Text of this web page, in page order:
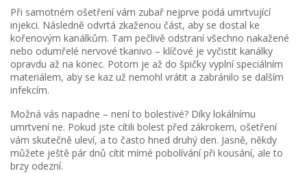
Při samotném ošetření vám zubař nejprve podá umrtvující
injekci. Následně odvrtá zkaženou část, aby se dostal ke
kořenovým kanálkům. Tam pečlivě odstraní všechno nakažené
nebo odumřelé nervové tkanivo – klíčové je vyčistit kanálky
opravdu až na konec. Potom je až do špičky vyplní speciálním
materiálem, aby se kaz už nemohl vrátit a zabránilo se dalším
infekcím.
Možná vás napadne – není to bolestivé? Díky lokálnímu
umrtvení ne. Pokud jste cítili bolest před zákrokem, ošetření
vám skutečně uleví, a to často hned druhý den. Jasně, někdy
můžete ještě pár dnů cítit mírné pobolívání při kousání, ale to
brzy odezní.